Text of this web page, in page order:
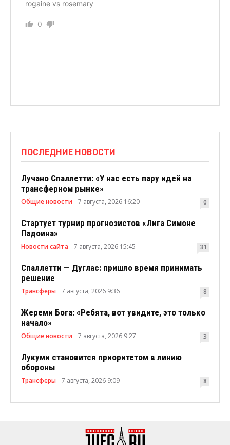
rogaine vs rosemary
0
ПОСЛЕДНИЕ НОВОСТИ
Лучано Спаллетти: «У нас есть пару идей на
трансферном рынке»
Общие новости 7 августа, 2026 16:20 0
Стартует турнир прогнозистов «Лига Симоне
Падоина»
Новости сайта 7 августа, 2026 15:45 31
Спаллетти — Дуглас: пришло время принимать
решение
Трансферы 7 августа, 2026 9:36 8
Жереми Бога: «Ребята, вот увидите, это только
начало»
Общие новости 7 августа, 2026 9:27 3
Лукуми становится приоритетом в линию
обороны
Трансферы 7 августа, 2026 9:09 8